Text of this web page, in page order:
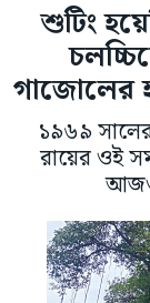
শুটিং
গাজোলের
১৯৬৯
রায়ের ওই
আজও